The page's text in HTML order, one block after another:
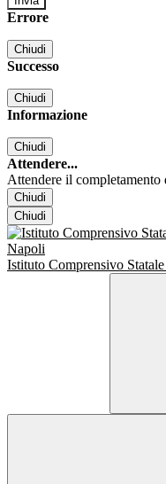
Errore
Chiudi
Successo
Chiudi
Informazione
Chiudi
Attendere...
Attendere il completamento
Chiudi
Chiudi
Istituto Comprensivo Statale